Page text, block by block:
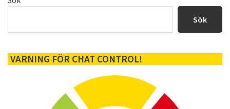
Sök
VARNING FÖR CHAT CONTROL!